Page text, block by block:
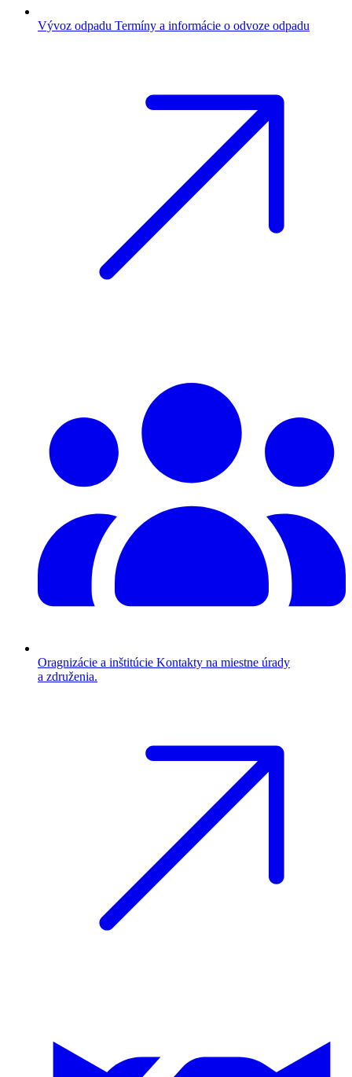
Vývoz odpadu Termíny a informácie o odvoze odpadu
Oragnizácie a inštitúcie Kontakty na miestne úrady
a združenia.